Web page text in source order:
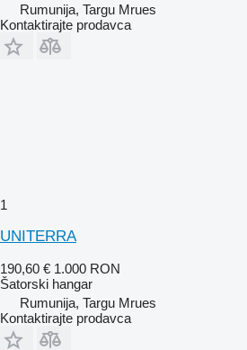
Rumunija, Targu Mrues
Kontaktirajte prodavca
1
UNITERRA
190,60 € 1.000 RON
Šatorski hangar
Rumunija, Targu Mrues
Kontaktirajte prodavca